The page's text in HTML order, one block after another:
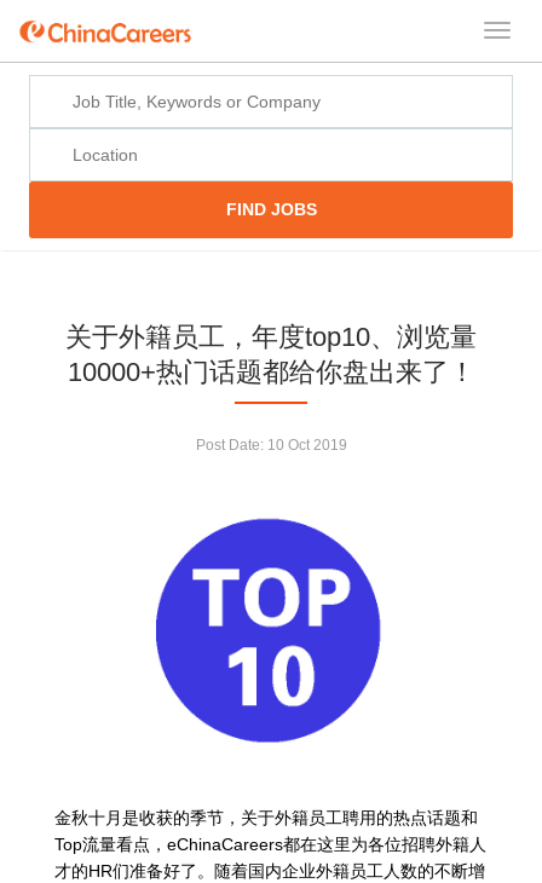
FIND JOBS
关于外籍员工，年度top10、浏览量
10000+热门话题都给你盘出来了！
Post Date: 10 Oct 2019
金秋十月是收获的季节，关于外籍员工聘用的热点话题和
Top流量看点，eChinaCareers都在这里为各位招聘外籍人
才的HR们准备好了。随着国内企业外籍员工人数的不断增